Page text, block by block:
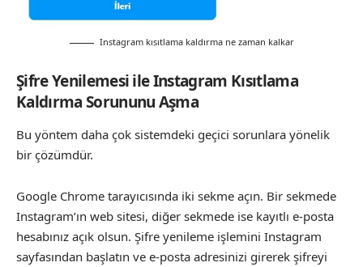
Instagram kısıtlama kaldırma ne zaman kalkar
Şifre Yenilemesi ile Instagram Kısıtlama
Kaldırma Sorununu Aşma
Bu yöntem daha çok sistemdeki geçici sorunlara yönelik
bir çözümdür.
Google Chrome tarayıcısında iki sekme açın. Bir sekmede
Instagram’ın web sitesi, diğer sekmede ise kayıtlı e-posta
hesabınız açık olsun. Şifre yenileme işlemini Instagram
sayfasından başlatın ve e-posta adresinizi girerek şifreyi